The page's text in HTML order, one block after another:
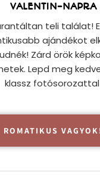
VALENTIN-NAPRA
teli találat!
ajándékot
Zárd örök
Lepd meg
klassz
ROMATIKUS